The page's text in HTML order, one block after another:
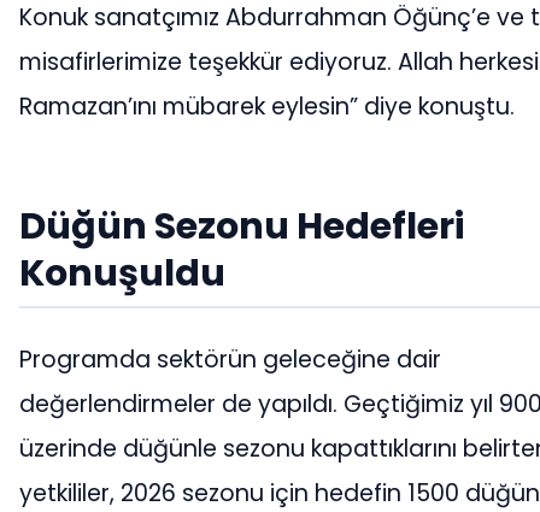
Konuk sanatçımız Abdurrahman Öğünç’e ve
misafirlerimize teşekkür ediyoruz. Allah
Ramazan’ını mübarek eylesin” diye konuştu.
Düğün Sezonu Hedefleri
Konuşuldu
Programda sektörün geleceğine dair
değerlendirmeler de yapıldı. Geçtiğimiz yıl
üzerinde düğünle sezonu kapattıklarını
yetkililer, 2026 sezonu için hedefin 1500 düğün